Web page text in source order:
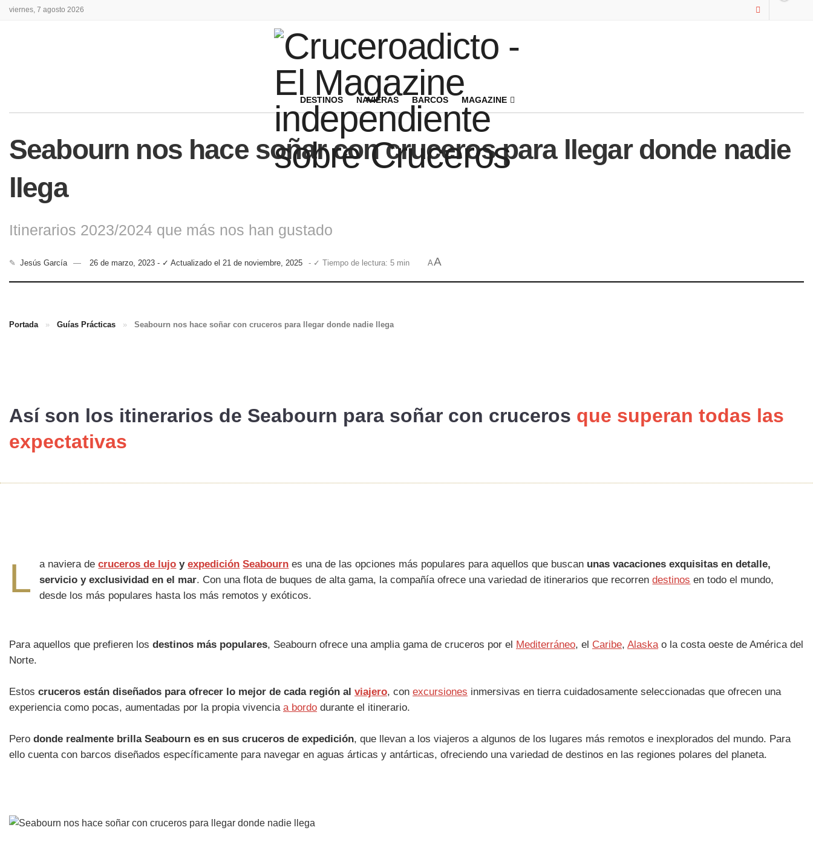
viernes, 7 agosto 2026
DESTINOS NAVIERAS BARCOS MAGAZINE
Seabourn nos hace soñar con cruceros para llegar donde nadie
llega
Itinerarios 2023/2024 que más nos han gustado
✎ Jesús García 26 de marzo, 2023 - ✓ Actualizado el 21 de noviembre, 2025 - ✓ Tiempo de lectura: 5 min AA
Portada » Guías Prácticas » Seabourn nos hace soñar con cruceros para llegar donde nadie llega
Así son los itinerarios de Seabourn para soñar con cruceros que superan todas las
expectativas
L a naviera decruceros de lujo yexpedición Seabourn es una de las opciones más populares para aquellos que buscan unas vacaciones exquisitas en detalle,
servicio y exclusividad en el mar. Con una flota de buques de alta gama, la compañía ofrece una variedad de itinerarios que recorrendestinos en todo el mundo,
desde los más populares hasta los más remotos y exóticos.
Para aquellos que prefieren los destinos más populares, Seabourn ofrece una amplia gama de cruceros por el Mediterráneo, el Caribe, Alaskao la costa oeste de América del
Norte.
Estos cruceros están diseñados para ofrecer lo mejor de cada región al viajero, con excursiones inmersivas en tierra cuidadosamente seleccionadas que ofrecen una
experiencia como pocas, aumentadas por la propia vivencia a bordo durante el itinerario.
Pero donde realmente brilla Seabourn es en sus cruceros de expedición, que llevan a los viajeros a algunos de los lugares más remotos e inexplorados del mundo. Para
ello cuenta con barcos diseñados específicamente para navegar en aguas árticas y antárticas, ofreciendo una variedad de destinos en las regiones polares del planeta.